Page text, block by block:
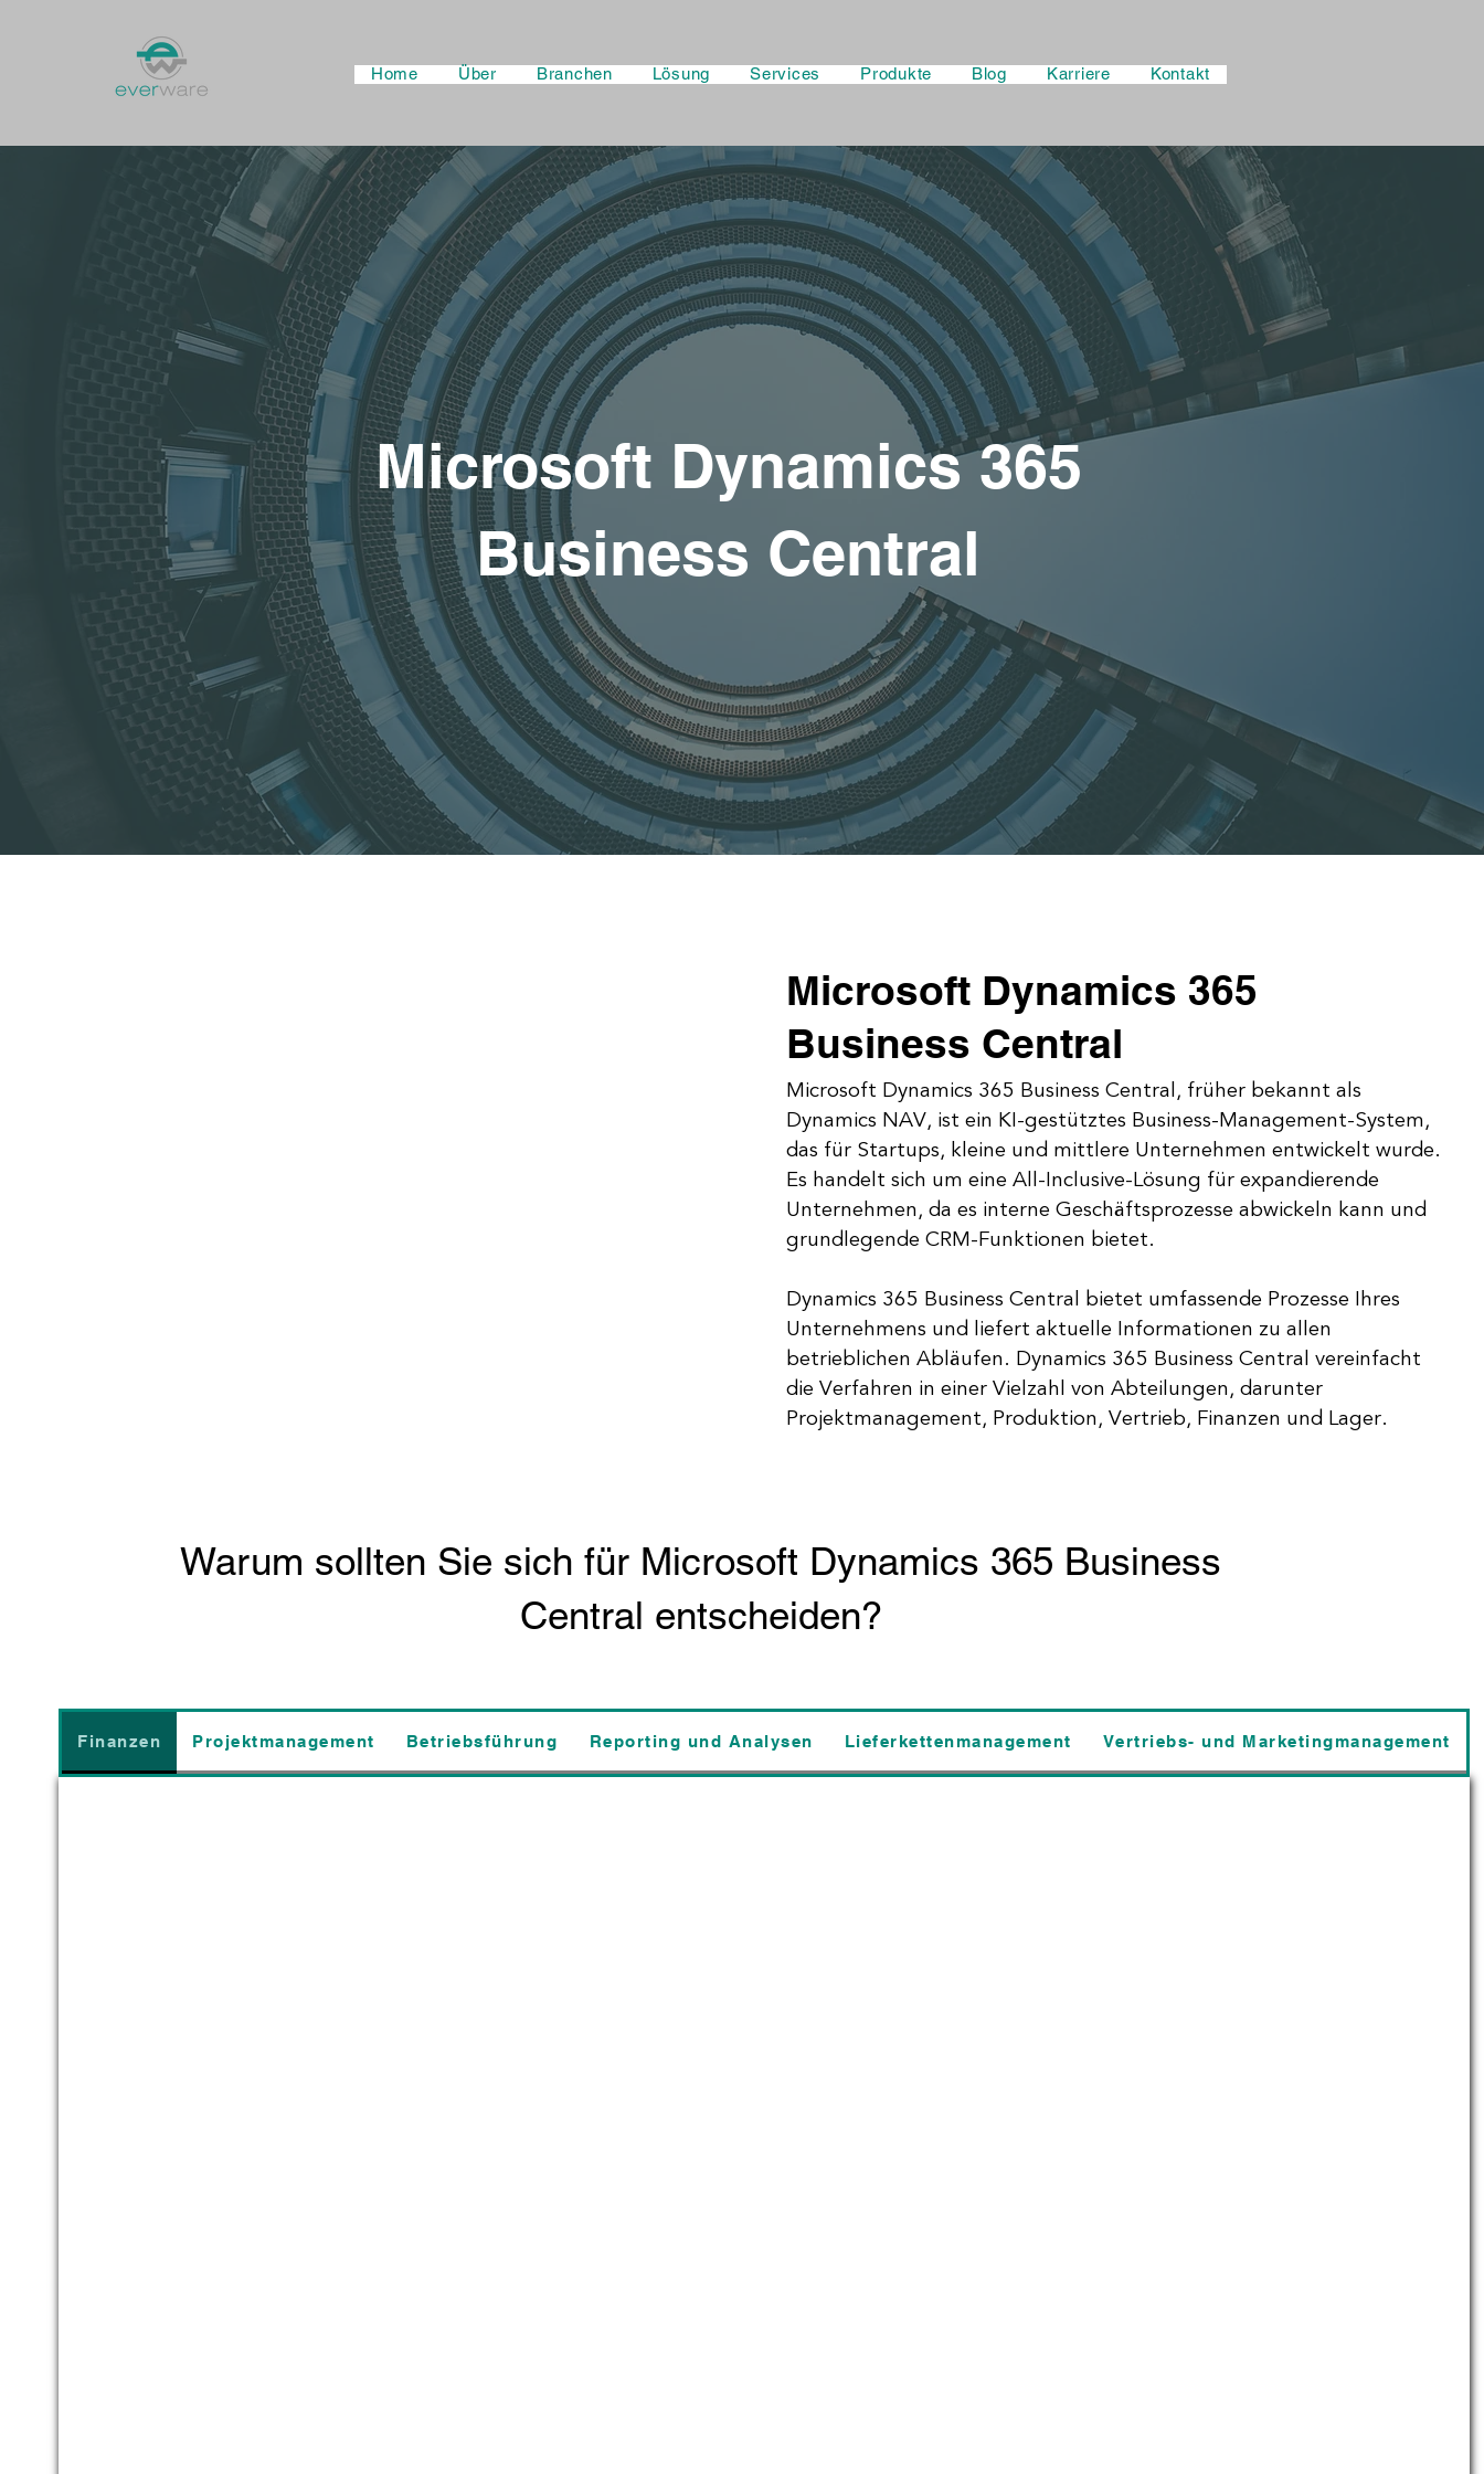
Home Über Branchen Lösung Services Produkte Blog Karriere Kontakt
Microsoft Dynamics 365
Business Central
Microsoft Dynamics 365
Business Central
Microsoft Dynamics 365 Business Central, früher bekannt als
Dynamics NAV, ist ein KI-gestütztes Business-Management-System,
das für Startups, kleine und mittlere Unternehmen entwickelt wurde.
Es handelt sich um eine All-Inclusive-Lösung für expandierende
Unternehmen, da es interne Geschäftsprozesse abwickeln kann und
grundlegende CRM-Funktionen bietet.
Dynamics 365 Business Central bietet umfassende Prozesse Ihres
Unternehmens und liefert aktuelle Informationen zu allen
betrieblichen Abläufen. Dynamics 365 Business Central vereinfacht
die Verfahren in einer Vielzahl von Abteilungen, darunter
Projektmanagement, Produktion, Vertrieb, Finanzen und Lager.
Warum sollten Sie sich für Microsoft Dynamics 365 Business
Central entscheiden?
Finanzen Projektmanagement Betriebsführung Reporting und Analysen Lieferkettenmanagement Vertriebs- und Marketingmanagement